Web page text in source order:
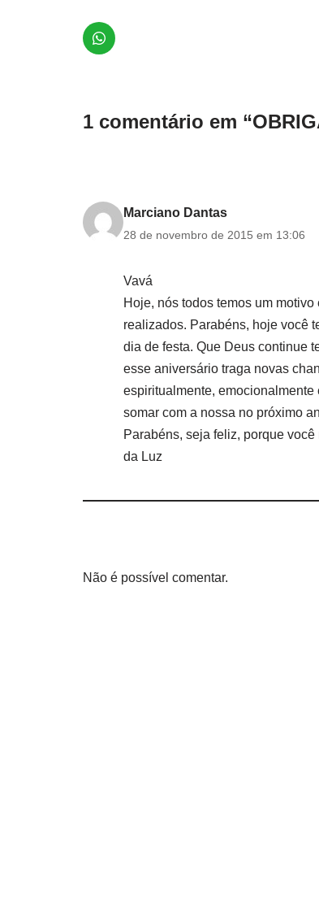
1 comentário em
Marciano Dantas
28 de novembro de 2015 em 13:06
Vavá
Hoje, nós todos temos um
realizados. Parabéns, hoje você
dia de festa. Que Deus continue
esse aniversário traga novas
espiritualmente,
somar com a nossa no próximo
Parabéns, seja feliz, porque
da Luz
Não é possível comentar.